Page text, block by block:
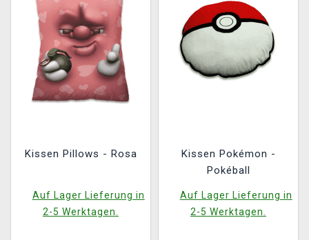
Kissen Pillows - Rosa
Auf Lager Lieferung in
2-5 Werktagen.
Kissen Pokémon -
Pokéball
Auf Lager Lieferung in
2-5 Werktagen.